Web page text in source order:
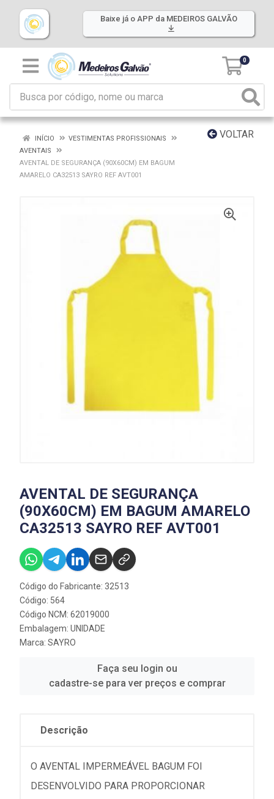
Baixe já o APP da MEDEIROS GALVÃO
0
VOLTAR
INÍCIO
VESTIMENTAS PROFISSIONAIS
AVENTAIS
AVENTAL DE SEGURANÇA (90X60CM) EM BAGUM
AMARELO CA32513 SAYRO REF AVT001
AVENTAL DE SEGURANÇA
(90X60CM) EM BAGUM AMARELO
CA32513 SAYRO REF AVT001
Código do Fabricante: 32513
Código: 564
Código NCM: 62019000
Embalagem: UNIDADE
Marca: SAYRO
Faça seu login ou
cadastre-se para ver preços e comprar
Descrição
O AVENTAL IMPERMEÁVEL BAGUM FOI
DESENVOLVIDO PARA PROPORCIONAR